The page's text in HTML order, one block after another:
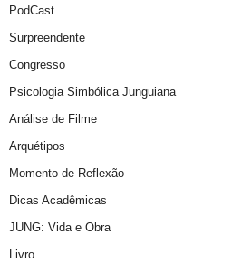
PodCast
Surpreendente
Congresso
Psicologia Simbólica Junguiana
Análise de Filme
Arquétipos
Momento de Reflexão
Dicas Acadêmicas
JUNG: Vida e Obra
Livro